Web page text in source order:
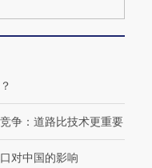
争：道路比技术更重要
对中国的影响